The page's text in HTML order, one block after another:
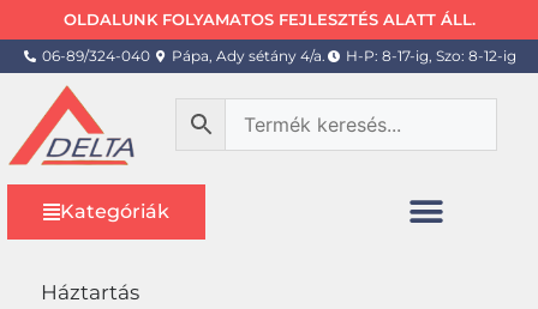
OLDALUNK FOLYAMATOS FEJLESZTÉS ALATT ÁLL.
06-89/324-040 Pápa, Ady sétány 4/a. H-P: 8-17-ig, Szo: 8-12-ig
Kategóriák
Háztartás